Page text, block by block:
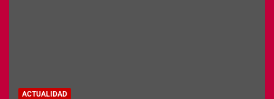
ACTUALIDAD